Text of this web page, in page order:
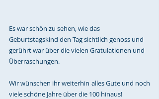
Es war schön zu sehen, wie das
Geburtstagskind den Tag sichtlich genoss und
gerührt war über die vielen Gratulationen und
Überraschungen.
Wir wünschen ihr weiterhin alles Gute und noch
viele schöne Jahre über die 100 hinaus!